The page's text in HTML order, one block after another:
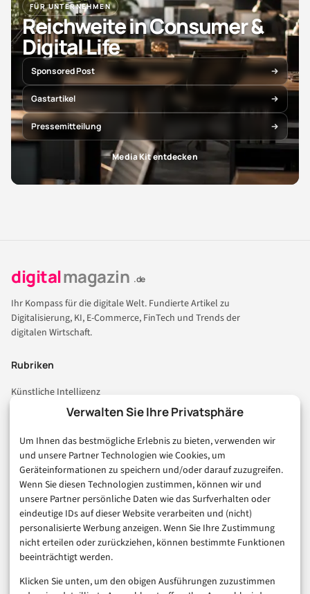
Verwalten Sie Ihre Privatsphäre
Um Ihnen das bestmögliche Erlebnis zu bieten, verwenden wir
und unsere Partner Technologien wie Cookies, um
Geräteinformationen zu speichern und/oder darauf zuzugreifen.
Wenn Sie diesen Technologien zustimmen, können wir und
unsere Partner persönliche Daten wie das Surfverhalten oder
eindeutige IDs auf dieser Website verarbeiten und (nicht)
personalisierte Werbung anzeigen. Wenn Sie Ihre Zustimmung
nicht erteilen oder zurückziehen, können bestimmte Funktionen
beeinträchtigt werden.
Klicken Sie unten, um den obigen Ausführungen zuzustimmen
FÜR UNTERNEHMEN
Reichweite in Consumer &
Digital Life
Sponsored Post
Gastartikel
Pressemitteilung
Media Kit entdecken
digitalmagazin .de
Ihr Kompass für die digitale Welt. Fundierte Artikel zu
Digitalisierung, KI, E-Commerce, FinTech und Trends der
digitalen Wirtschaft.
Rubriken
Künstliche Intelligenz
Technologie & IT
Consumer & Digital Life
Marketing
Finanzen & FinTech
Business & Karriere
Sicherheit & Recht
Digitalisierung
Marketing
Magazin